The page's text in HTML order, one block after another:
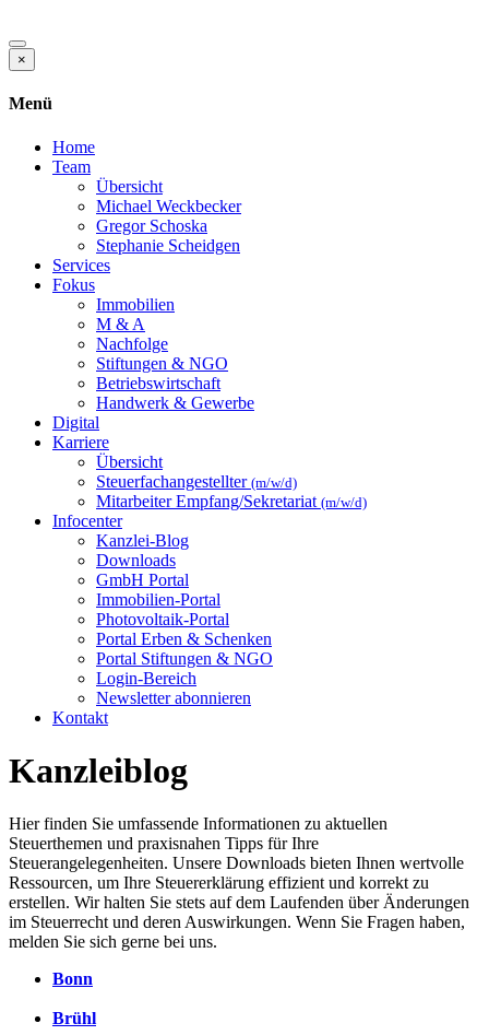
×
Menü
Home
Team
Übersicht
Michael Weckbecker
Gregor Schoska
Stephanie Scheidgen
Services
Fokus
Immobilien
M & A
Nachfolge
Stiftungen & NGO
Betriebswirtschaft
Handwerk & Gewerbe
Digital
Karriere
Übersicht
Steuerfachangestellter (m/w/d)
Mitarbeiter Empfang/Sekretariat (m/w/d)
Infocenter
Kanzlei-Blog
Downloads
GmbH Portal
Immobilien-Portal
Photovoltaik-Portal
Portal Erben & Schenken
Portal Stiftungen & NGO
Login-Bereich
Newsletter abonnieren
Kontakt
Kanzleiblog
Hier finden Sie umfassende Informationen zu aktuellen
Steuerthemen und praxisnahen Tipps für Ihre
Steuerangelegenheiten. Unsere Downloads bieten Ihnen wertvolle
Ressourcen, um Ihre Steuererklärung effizient und korrekt zu
erstellen. Wir halten Sie stets auf dem Laufenden über Änderungen
im Steuerrecht und deren Auswirkungen. Wenn Sie Fragen haben,
melden Sie sich gerne bei uns.
Bonn
Brühl